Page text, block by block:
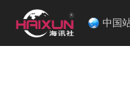
中国